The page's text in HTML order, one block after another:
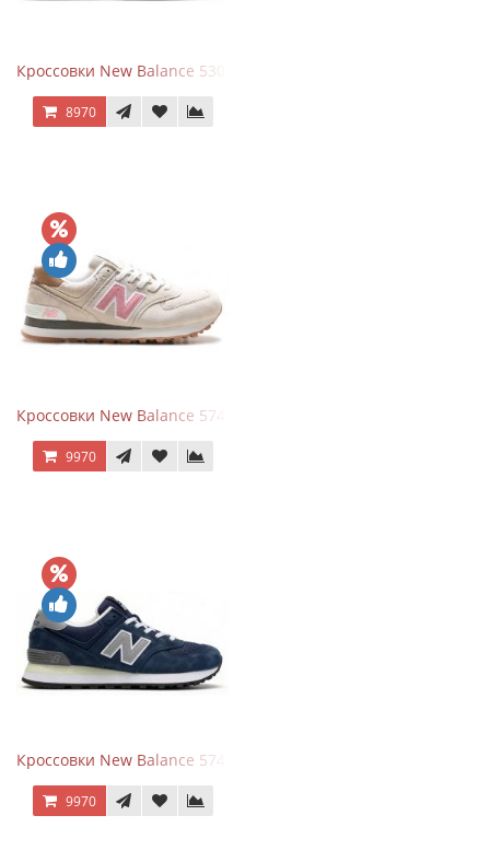
Кроссовки New Balance 530 White Silver Metallic
8970
Кроссовки New Balance 574 Power Beige Pink
9970
Кроссовки New Balance 574 Classic Blue Grey
9970